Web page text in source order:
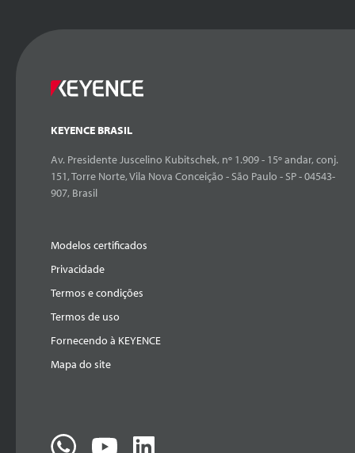
KEYENCE BRASIL
Av. Presidente Juscelino Kubitschek, nº 1.909 - 15º andar, conj.
151, Torre Norte, Vila Nova Conceição - São Paulo - SP - 04543-
907, Brasil
Modelos certificados
Privacidade
Termos e condições
Termos de uso
Fornecendo à KEYENCE
Mapa do site